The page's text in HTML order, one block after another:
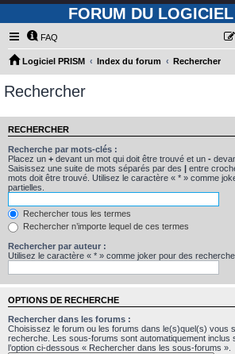
FORUM DU
FAQ
Logiciel PRISM Index du forum Rechercher
Rechercher
RECHERCHER
Recherche par mots-clés :
Placez un + devant un mot qui doit être trouvé et un -
Saisissez une suite de mots séparés par des | entre
mots doit être trouvé. Utilisez le caractère « * » comme
partielles.
Rechercher tous les termes
Rechercher n’importe lequel de ces termes
Rechercher par auteur :
Utilisez le caractère « * » comme joker pour des
OPTIONS DE RECHERCHE
Rechercher dans les forums :
Choisissez le forum ou les forums dans le(s)quel(s) vous
recherche. Les sous-forums sont automatiquement inclus
l’option ci-dessous « Rechercher dans les sous-forums ».